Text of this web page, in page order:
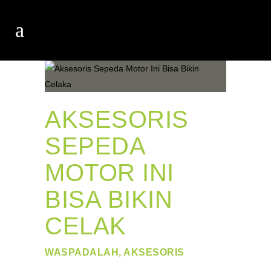
AKSESORIS
SEPEDA
MOTOR INI
BISA BIKIN
CELAK
WASPADALAH, AKSESORIS